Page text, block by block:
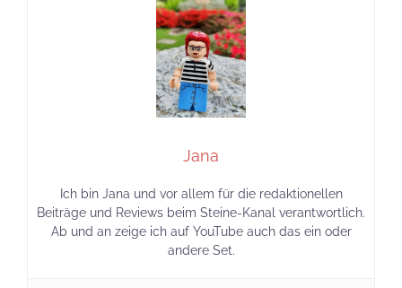
Jana
Ich bin Jana und vor allem für die redaktionellen
Beiträge und Reviews beim Steine-Kanal verantwortlich.
Ab und an zeige ich auf YouTube auch das ein oder
andere Set.